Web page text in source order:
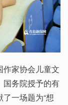
家协会儿童文
国务院授予的有
一场题为“想